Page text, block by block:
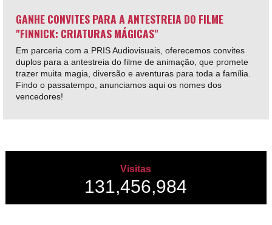
GANHE CONVITES PARA A ANTESTREIA DO FILME
"FINNICK: CRIATURAS MÁGICAS"
Em parceria com a PRIS Audiovisuais, oferecemos convites
duplos para a antestreia do filme de animação, que promete
trazer muita magia, diversão e aventuras para toda a família.
Findo o passatempo, anunciamos aqui os nomes dos
vencedores!
Visitas
131,456,984